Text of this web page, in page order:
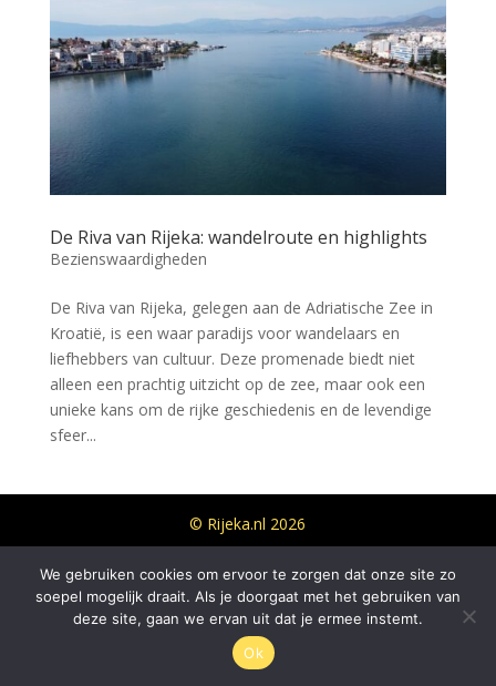
De Riva van Rijeka: wandelroute en highlights
Bezienswaardigheden
De Riva van Rijeka, gelegen aan de Adriatische Zee in
Kroatië, is een waar paradijs voor wandelaars en
liefhebbers van cultuur. Deze promenade biedt niet
alleen een prachtig uitzicht op de zee, maar ook een
unieke kans om de rijke geschiedenis en de levendige
sfeer...
© Rijeka.nl 2026
We gebruiken cookies om ervoor te zorgen dat onze site zo
soepel mogelijk draait. Als je doorgaat met het gebruiken van
deze site, gaan we ervan uit dat je ermee instemt.
Ok